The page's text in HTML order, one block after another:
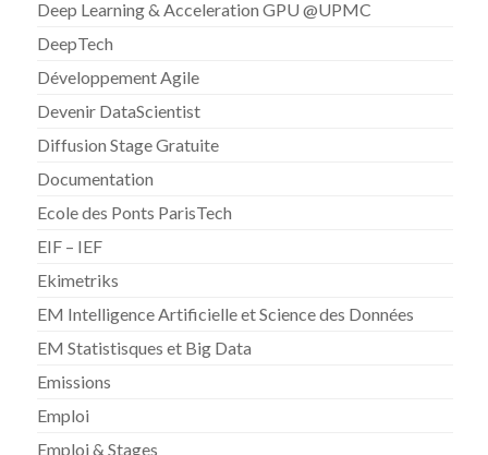
Deep Learning & Acceleration GPU @UPMC
DeepTech
Développement Agile
Devenir DataScientist
Diffusion Stage Gratuite
Documentation
Ecole des Ponts ParisTech
EIF – IEF
Ekimetriks
EM Intelligence Artificielle et Science des Données
EM Statistisques et Big Data
Emissions
Emploi
Emploi & Stages